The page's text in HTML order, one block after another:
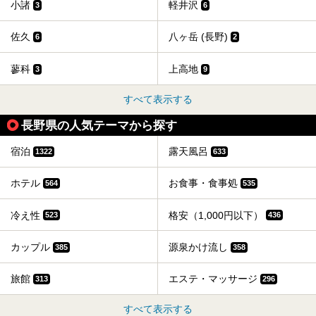
小諸 3 軽井沢 6
佐久 6 八ヶ岳 (長野) 2
蓼科 3 上高地 9
すべて表示する
長野県の人気テーマから探す
宿泊 1322 露天風呂 633
ホテル 564 お食事・食事処 535
冷え性 523 格安（1,000円以下） 436
カップル 385 源泉かけ流し 358
旅館 313 エステ・マッサージ 296
すべて表示する